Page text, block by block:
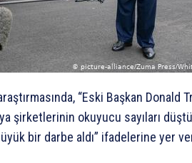
“Eski Başkan Donald
şirketlerinin okuyucu sayıları
bir darbe aldı” ifadelerine yer